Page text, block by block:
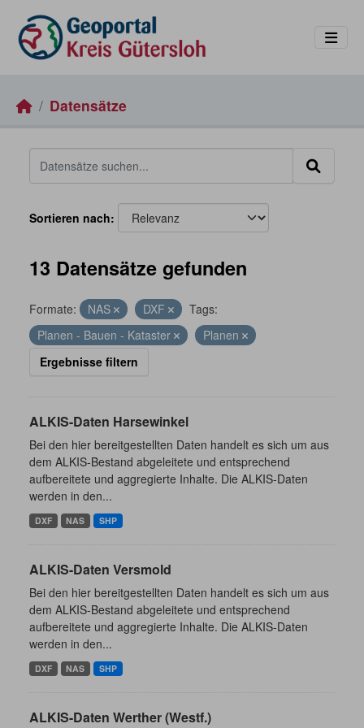
Datensätze
Sortieren nach
13 Datensätze gefunden
Formate: NAS DXF
Tags:
Planen - Bauen - Kataster
Planen
Ergebnisse filtern
ALKIS-Daten Harsewinkel
Bei den hier bereitgestellten Daten handelt es sich um aus
dem ALKIS-Bestand abgeleitete und entsprechend
aufbereitete und aggregierte Inhalte. Die ALKIS-Daten
werden in den...
DXF NAS SHP
ALKIS-Daten Versmold
Bei den hier bereitgestellten Daten handelt es sich um aus
dem ALKIS-Bestand abgeleitete und entsprechend
aufbereitete und aggregierte Inhalte. Die ALKIS-Daten
werden in den...
DXF NAS SHP
ALKIS-Daten Werther (Westf.)